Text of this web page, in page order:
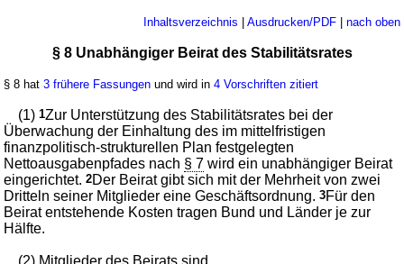
Inhaltsverzeichnis | Ausdrucken/PDF| nach oben
§ 8 Unabhängiger Beirat des Stabilitätsrates
§ 8 hat3 frühere Fassungen und wird in4 Vorschriften zitiert
(1)1Zur Unterstützung des Stabilitätsrates bei der
Überwachung der Einhaltung des im mittelfristigen
finanzpolitisch-strukturellen Plan festgelegten
Nettoausgabenpfades nach § 7 wird ein unabhängiger Beirat
eingerichtet.2Der Beirat gibt sich mit der Mehrheit von zwei
Dritteln seiner Mitglieder eine Geschäftsordnung.3Für den
Beirat entstehende Kosten tragen Bund und Länder je zur
Hälfte.
(2) Mitglieder des Beirats sind